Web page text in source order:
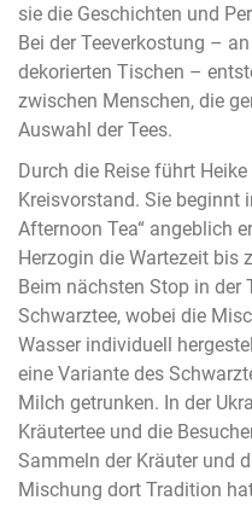
sie die Geschichten und
Bei der Teeverkostung –
dekorierten Tischen –
zwischen Menschen, die
Auswahl der Tees.
Durch die Reise führt
Kreisvorstand. Sie beginnt
Afternoon Tea“ angeblich
Herzogin die Wartezeit bis
Beim nächsten Stop in der
Schwarztee, wobei die
Wasser individuell
eine Variante des
Milch getrunken. In der
Kräutertee und die
Sammeln der Kräuter und
Mischung dort Tradition